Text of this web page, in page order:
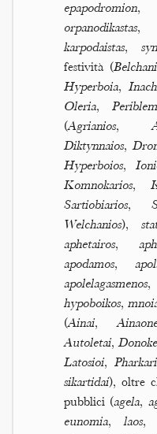
epapodromion
orpanodikastas
karpodaistas,
festività (
Hyperboia,
Oleria,
(Agrianios,
Diktynnaios,
Hyperboios,
Komnokarios,
Sartiobiarios,
Welchanios),
aphetairos,
apodamos,
apolelagasmenos
hypoboikos,
(Ainai,
Autoletai,
Latosioi,
sikartidai), oltre
pubblici (agela,
eunomia,laos,